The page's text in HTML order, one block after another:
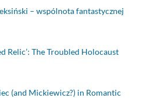
– wspólnota fantastycznej
Relic’: The Troubled Holocaust
(and Mickiewicz?) in Romantic